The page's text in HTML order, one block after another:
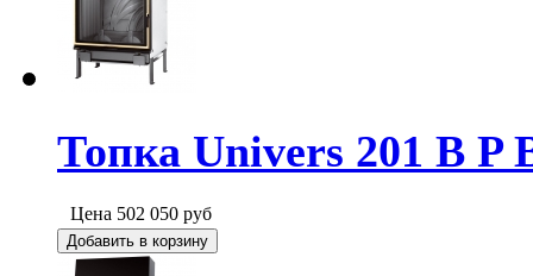
Топка Univers 201 B P
Цена 502 050 руб
Добавить в корзину